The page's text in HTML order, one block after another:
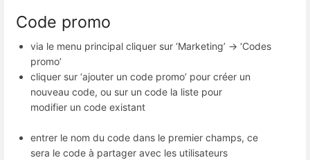
Code promo
via le menu principal cliquer sur ‘Marketing’ → ‘Codes
promo’
cliquer sur ‘ajouter un code promo’ pour créer un
nouveau code, ou sur un code la liste pour
modifier un code existant
entrer le nom du code dans le premier champs, ce
sera le code à partager avec les utilisateurs